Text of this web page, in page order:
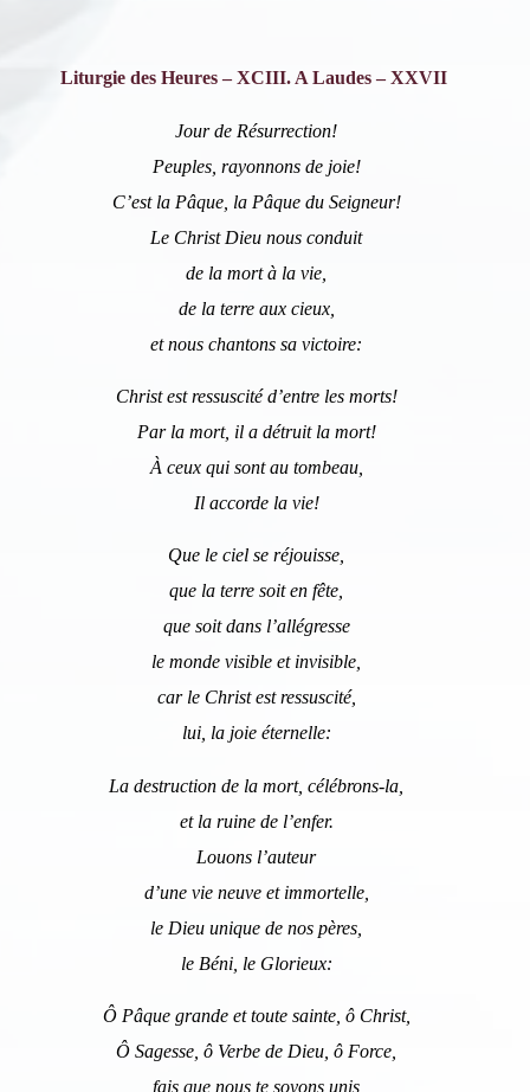
Liturgie des Heures – XCIII. A Laudes – XXVII
Jour de Résurrection!
Peuples, rayonnons de joie!
C’est la Pâque, la Pâque du Seigneur!
Le Christ Dieu nous conduit
de la mort à la vie,
de la terre aux cieux,
et nous chantons sa victoire:
Christ est ressuscité d’entre les morts!
Par la mort, il a détruit la mort!
À ceux qui sont au tombeau,
Il accorde la vie!
Que le ciel se réjouisse,
que la terre soit en fête,
que soit dans l’allégresse
le monde visible et invisible,
car le Christ est ressuscité,
lui, la joie éternelle:
La destruction de la mort, célébrons-la,
et la ruine de l’enfer.
Louons l’auteur
d’une vie neuve et immortelle,
le Dieu unique de nos pères,
le Béni, le Glorieux:
Ô Pâque grande et toute sainte, ô Christ,
Ô Sagesse, ô Verbe de Dieu, ô Force,
fais que nous te soyons unis